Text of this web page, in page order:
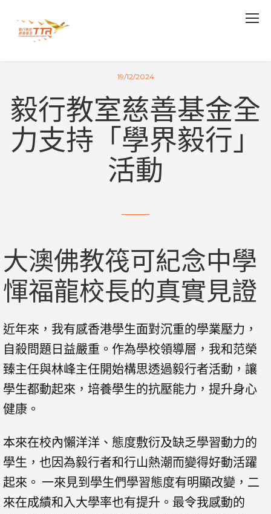
19/12/2024
毅行教室慈善基金全
力支持「學界毅行」
活動
大澳佛教筏可紀念中學
惲福龍校長的真實見證
近年來，我有感香港學生面對沉重的學業壓力，
自殺問題日益嚴重。作為學校領導層，我和范榮
臻主任與林峰主任開始構思透過毅行者活動，讓
學生都動起來，培養學生的抗壓能力，提升身心
健康。
本來在校內懶洋洋、態度敷衍及缺乏學習動力的
學生，也因為毅行者和行山熱潮而變得好動活躍
起來。 一來見到學生們學習態度有明顯改變，二
來在成績和入大學率也有提升。最令我感動的